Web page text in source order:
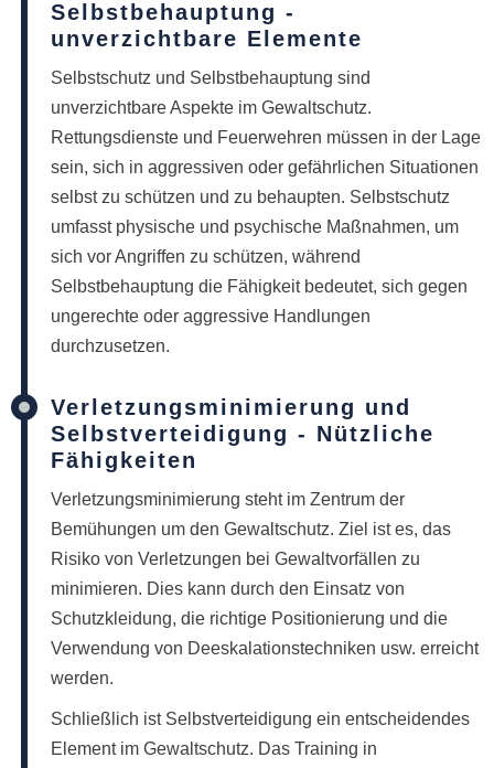
Selbstbehauptung -
unverzichtbare Elemente
Selbstschutz und Selbstbehauptung sind
unverzichtbare Aspekte im Gewaltschutz.
Rettungsdienste und Feuerwehren müssen in der Lage
sein, sich in aggressiven oder gefährlichen Situationen
selbst zu schützen und zu behaupten. Selbstschutz
umfasst physische und psychische Maßnahmen, um
sich vor Angriffen zu schützen, während
Selbstbehauptung die Fähigkeit bedeutet, sich gegen
ungerechte oder aggressive Handlungen
durchzusetzen.
Verletzungsminimierung und
Selbstverteidigung - Nützliche
Fähigkeiten
Verletzungsminimierung steht im Zentrum der
Bemühungen um den Gewaltschutz. Ziel ist es, das
Risiko von Verletzungen bei Gewaltvorfällen zu
minimieren. Dies kann durch den Einsatz von
Schutzkleidung, die richtige Positionierung und die
Verwendung von Deeskalationstechniken usw. erreicht
werden.
Schließlich ist Selbstverteidigung ein entscheidendes
Element im Gewaltschutz. Das Training in